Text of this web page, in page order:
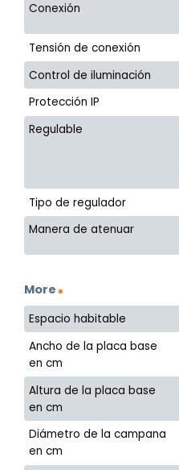
Conexión
Tensión de conexión
Control de iluminación
Protección IP
Regulable
Tipo de regulador
Manera de atenuar
More
Espacio habitable
Ancho de la placa base
en cm
Altura de la placa base
en cm
Diámetro de la campana
en cm